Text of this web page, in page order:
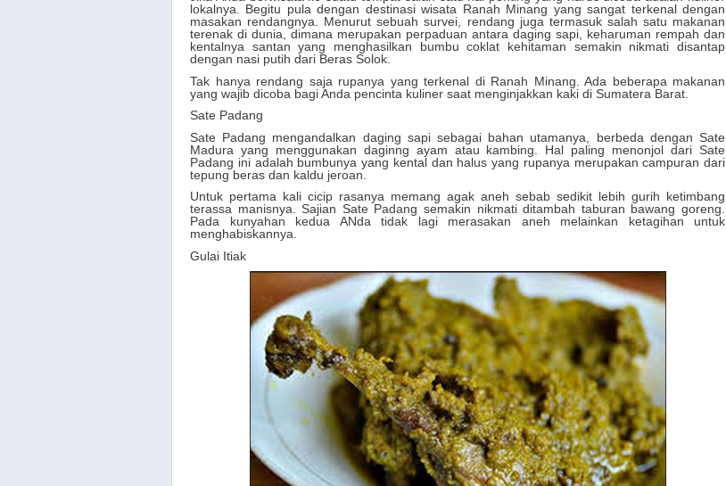
lokalnya. Begitu pula dengan destinasi wisata Ranah Minang yang sangat terkenal dengan
masakan rendangnya. Menurut sebuah survei, rendang juga termasuk salah satu makanan
terenak di dunia, dimana merupakan perpaduan antara daging sapi, keharuman rempah dan
kentalnya santan yang menghasilkan bumbu coklat kehitaman semakin nikmati disantap
dengan nasi putih dari Beras Solok.
Tak hanya rendang saja rupanya yang terkenal di Ranah Minang. Ada beberapa makanan
yang wajib dicoba bagi Anda pencinta kuliner saat menginjakkan kaki di Sumatera Barat.
Sate Padang
Sate Padang mengandalkan daging sapi sebagai bahan utamanya, berbeda dengan Sate
Madura yang menggunakan daginng ayam atau kambing. Hal paling menonjol dari Sate
Padang ini adalah bumbunya yang kental dan halus yang rupanya merupakan campuran dari
tepung beras dan kaldu jeroan.
Untuk pertama kali cicip rasanya memang agak aneh sebab sedikit lebih gurih ketimbang
terassa manisnya. Sajian Sate Padang semakin nikmati ditambah taburan bawang goreng.
Pada kunyahan kedua ANda tidak lagi merasakan aneh melainkan ketagihan untuk
menghabiskannya.
Gulai Itiak